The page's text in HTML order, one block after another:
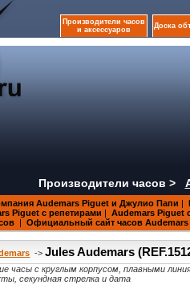
Производители часов
и аксессуаров
Доска
Производители часов >
Audemars Piguet и Джулио Папи |
Piguet с репетирами | Audemars Piguet
| Официальный сайт часов Audemars
->Jules Audemars
часы с круглым корпусом, плавными
секундная стрелка и дата